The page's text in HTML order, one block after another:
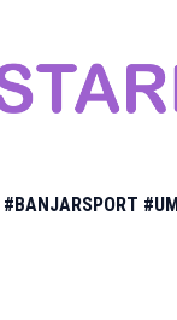
#BANJARSPORT